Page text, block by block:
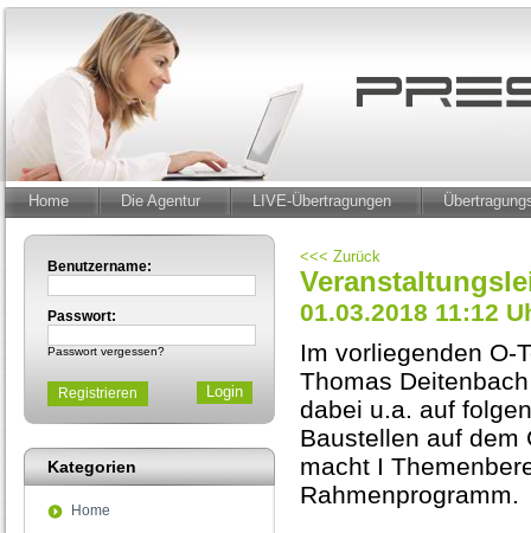
Home Die Agentur LIVE-Übertragungen
Benutzername:
Passwort:
Passwort vergessen?
Registrieren
Kategorien
Home
<<< Zurück
01.03.2018 11:12
Im vorliegenden O-
Thomas
dabei u.a. auf
Baustellen auf dem
macht I
Rahmenprogramm.